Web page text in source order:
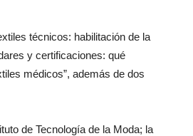
técnicos: habilitación de la
y certificaciones: qué
médicos”, además de dos
de Tecnología de la Moda; la